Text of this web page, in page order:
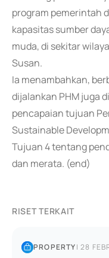
program pemerintah
kapasitas sumber
muda, di sekitar
Susan.
Ia menambahkan,
dijalankan PHM juga
pencapaian tujuan
Sustainable
Tujuan 4 tentang
dan merata. (end)
RISET TERKAIT
PROPERTY|28